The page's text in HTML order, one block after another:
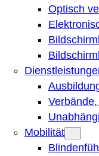
Optisch
Mobilität